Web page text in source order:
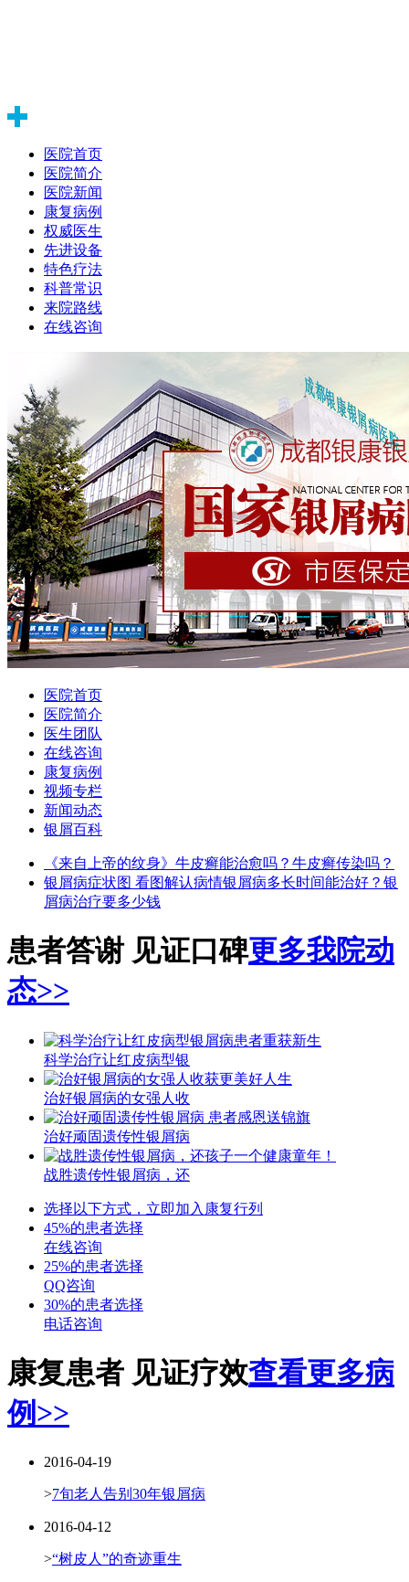
医院首页
医院简介
医院新闻
康复病例
权威医生
先进设备
特色疗法
科普常识
来院路线
在线咨询
医院首页
医院简介
医生团队
在线咨询
康复病例
视频专栏
新闻动态
银屑百科
《来自上帝的纹身》 牛皮癣能治愈吗？ 牛皮癣传染吗？
银屑病症状图 看图解认病情银屑病多长时间能治好？ 银
屑病治疗要多少钱
患者答谢 见证口碑更多我院动
态>>
科学治疗让红皮病型银
治好银屑病的女强人收
治好顽固遗传性银屑病
战胜遗传性银屑病，还
选择以下方式，立即加入康复行列
45%的患者选择
在线咨询
25%的患者选择
QQ咨询
30%的患者选择
电话咨询
康复患者 见证疗效查看更多病
例>>
2016-04-19
>7旬老人告别30年银屑病
2016-04-12
>“树皮人”的奇迹重生